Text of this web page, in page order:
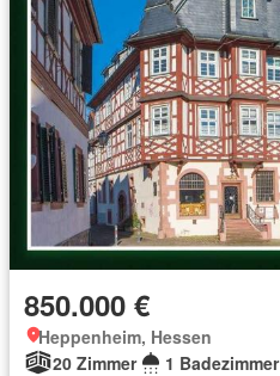
850.000 €
Heppenheim, Hessen
20 Zimmer
1 Badezimmer